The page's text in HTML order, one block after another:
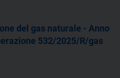
del gas naturale - Anno
532/2025/R/gas